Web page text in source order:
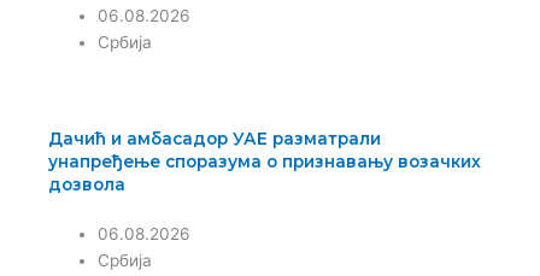
06.08.2026
Србија
Дачић и амбасадор УАЕ разматрали
унапређење споразума о признавању возачких
дозвола
06.08.2026
Србија